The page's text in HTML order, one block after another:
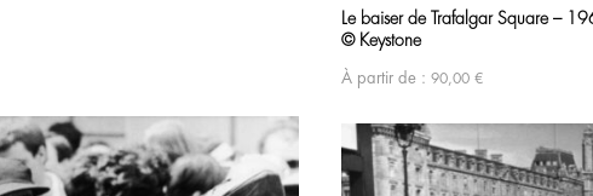
Le baiser de Trafalgar Square –
© Keystone
À partir de : 90,00 €